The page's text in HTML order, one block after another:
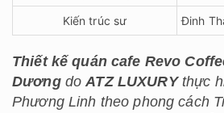
Kiến trúc sư Đinh
Thiết kế quán cafe Revo
DươngdoATZ LUXURYthực
Phương Linh theo phong cách